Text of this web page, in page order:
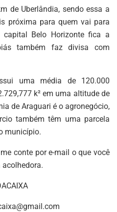
de Uberlândia, sendo essa a
próxima para quem vai para
Belo Horizonte fica a
também faz divisa com
uma média de 120.000
k² em uma altitude de
de Araguari é o agronegócio,
também têm uma parcela
município.
conte por e-mail o que você